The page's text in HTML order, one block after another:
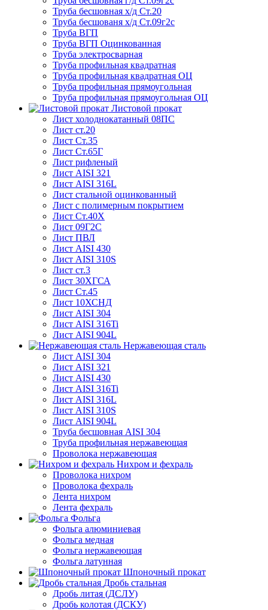
Труба бесшовная х/д Ст.20
Труба бесшованя х/д Ст.09г2с
Труба ВГП
Труба ВГП Оцинкованная
Труба электросварная
Труба профильная квадратная
Труба профильная квадратная ОЦ
Труба профильная прямоугольная
Труба профильная прямоугольная ОЦ
Листовой прокат
Лист холоднокатанный 08ПС
Лист ст.20
Лист Ст.35
Лист Ст.65Г
Лист рифленый
Лист AISI 321
Лист AISI 316L
Лист стальной оцинкованный
Лист с полимерным покрытием
Лист Ст.40Х
Лист 09Г2С
Лист ПВЛ
Лист AISI 430
Лист AISI 310S
Лист ст.3
Лист 30ХГСА
Лист Ст.45
Лист 10ХСНД
Лист AISI 304
Лист AISI 316Ti
Лист AISI 904L
Нержавеющая сталь
Лист AISI 304
Лист AISI 321
Лист AISI 430
Лист AISI 316Ti
Лист AISI 316L
Лист AISI 310S
Лист AISI 904L
Труба бесшовная AISI 304
Труба профильная нержавеющая
Проволока нержавеющая
Нихром и фехраль
Проволока нихром
Проволока фехраль
Лента нихром
Лента фехраль
Фольга
Фольга алюминиевая
Фольга медная
Фольга нержавеющая
Фольга латунная
Шпоночный прокат
Дробь стальная
Дробь литая (ДСЛУ)
Дробь колотая (ДСКУ)